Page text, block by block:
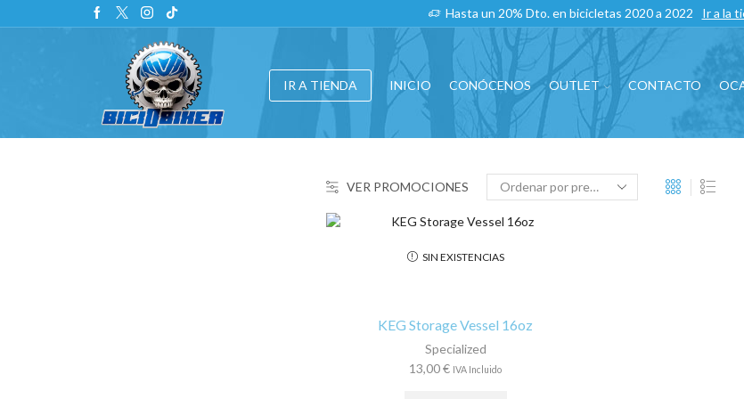
Hasta un 20% Dto. en bicicletas 2020 a 2022 Ir a la
IR A TIENDA INICIO CONÓCENOS OUTLET CONTACTO
VER PROMOCIONES
SIN EXISTENCIAS
KEG Storage Vessel 16oz
Specialized
13,00€ IVA Incluido